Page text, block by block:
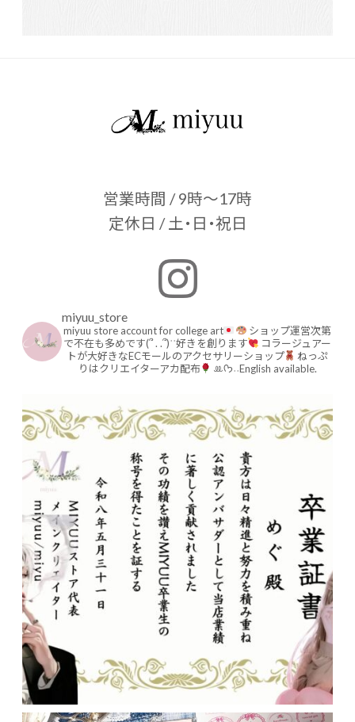
営業時間 / 9時～17時
定休日 / 土・日・祝日
miyuu_store
miyuu store account for college art
ショップ運営次第
で不在も多めです(՞ . .՞)ʾʾ好きを創ります
コラージュアー
トが大好きなECモールのアクセサリーショップ
ねっぷ
りはクリエイターアカ配布
ꔛ‬ᡣ𐭩˒˒English available.